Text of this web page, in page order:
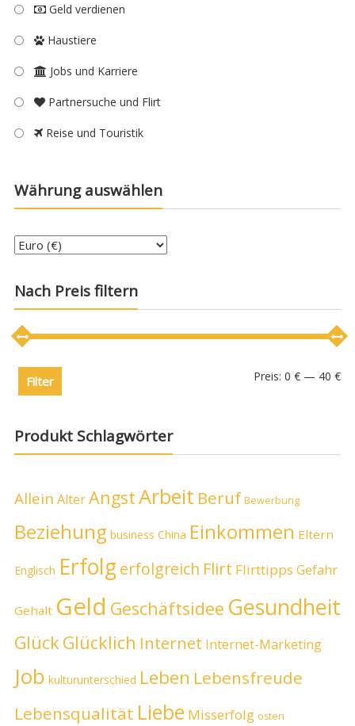
Geld verdienen
Haustiere
Jobs und Karriere
Partnersuche und Flirt
Reise und Touristik
Währung auswählen
Nach Preis filtern
Filter Preis:0 € — 40 €
Produkt Schlagwörter
Allein AlterAngstArbeit Beruf Bewerbung
Beziehung business China Einkommen Eltern
Englisch Erfolgerfolgreich Flirt Flirttipps Gefahr
Gehalt Geld Geschäftsidee Gesundheit
Glück Glücklich Internet Internet-Marketing
Job kulturunterschied Leben Lebensfreude
Lebensqualität Liebe Misserfolg osten